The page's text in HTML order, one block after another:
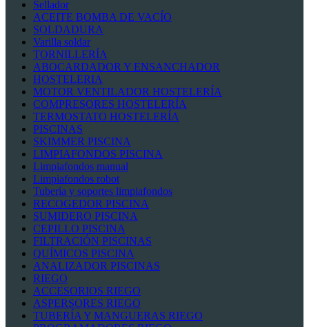
Sellador
ACEITE BOMBA DE VACÍO
SOLDADURA
Varilla soldar
TORNILLERÍA
ABOCARDADOR Y ENSANCHADOR
HOSTELERIA
MOTOR VENTILADOR HOSTELERÍA
COMPRESORES HOSTELERÍA
TERMOSTATO HOSTELERÍA
PISCINAS
SKIMMER PISCINA
LIMPIAFONDOS PISCINA
Limpiafondos manual
Limpiafondos robot
Tubería y soportes limpiafondos
RECOGEDOR PISCINA
SUMIDERO PISCINA
CEPILLO PISCINA
FILTRACIÓN PISCINAS
QUÍMICOS PISCINA
ANALIZADOR PISCINAS
RIEGO
ACCESORIOS RIEGO
ASPERSORES RIEGO
TUBERÍA Y MANGUERAS RIEGO